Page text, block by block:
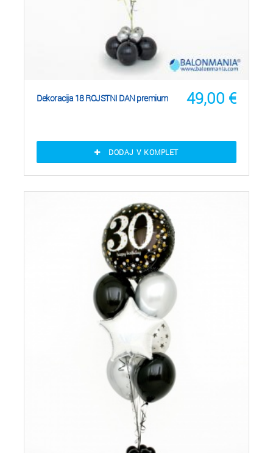
49,00 €
Dekoracija 18 ROJSTNI DAN premium
DODAJ V KOMPLET